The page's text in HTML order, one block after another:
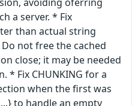
a server. * Fix
than actual string
not free the cached
close; it may be needed
* Fix CHUNKING for a
when the first was
to handle an empty